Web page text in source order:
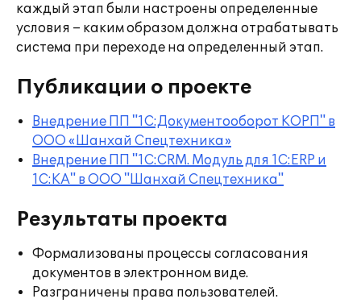
каждый этап были настроены определенные
условия – каким образом должна отрабатывать
система при переходе на определенный этап.
Публикации о проекте
Внедрение ПП "1С:Документооборот КОРП" в
ООО «Шанхай Cпецтехника»
Внедрение ПП "1С:CRM. Модуль для 1С:ERP и
1С:КА" в ООО "Шанхай Cпецтехника"
Результаты проекта
Формализованы процессы согласования
документов в электронном виде.
Разграничены права пользователей.